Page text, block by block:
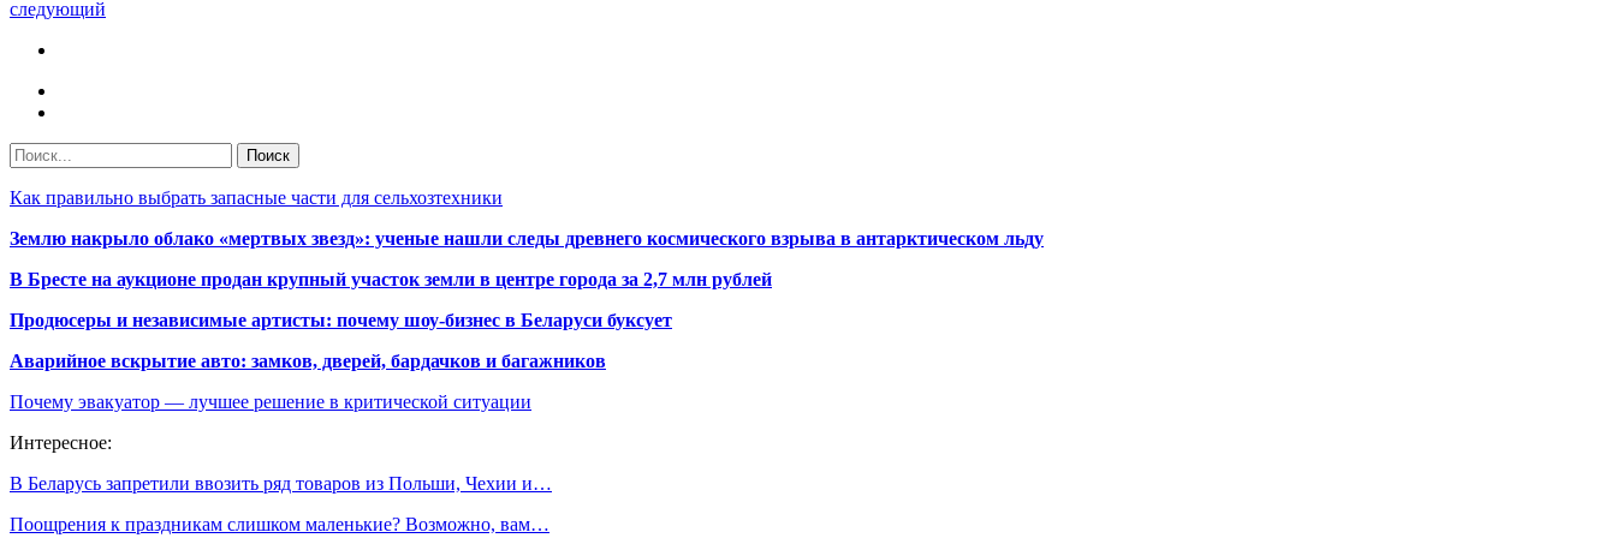
следующий
Как правильно выбрать запасные части для сельхозтехники
Землю накрыло облако «мертвых звезд»: ученые нашли следы древнего космического взрыва в антарктическом льду
В Бресте на аукционе продан крупный участок земли в центре города за 2,7 млн рублей
Продюсеры и независимые артисты: почему шоу-бизнес в Беларуси буксует
Аварийное вскрытие авто: замков, дверей, бардачков и багажников
Почему эвакуатор — лучшее решение в критической ситуации
Интересное:
В Беларусь запретили ввозить ряд товаров из Польши, Чехии и…
Поощрения к праздникам слишком маленькие? Возможно, вам…